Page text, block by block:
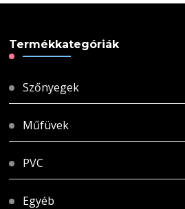
Termékkategóriák
Szőnyegek
Műfüvek
PVC
Egyéb